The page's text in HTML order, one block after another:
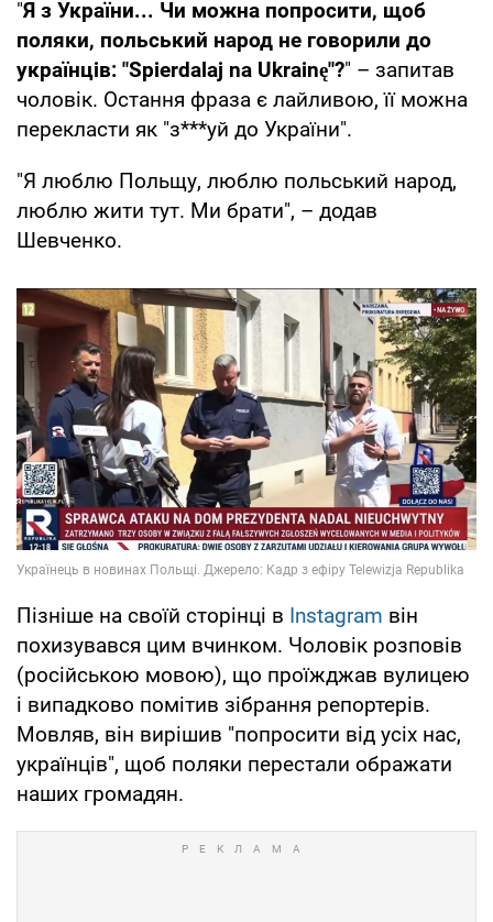
"Я з України... Чи можна попросити, щоб
поляки, польський народ не говорили до
українців: "Spierdalaj na Ukrainę"?" – запитав
чоловік. Остання фраза є лайливою, її можна
перекласти як "з***уй до України".
"Я люблю Польщу, люблю польський народ,
люблю жити тут. Ми брати", – додав
Шевченко.
Пізніше на своїй сторінці в Instagram він
похизувався цим вчинком. Чоловік розповів
(російською мовою), що проїжджав вулицею
і випадково помітив зібрання репортерів.
Мовляв, він вирішив "попросити від усіх нас,
українців", щоб поляки перестали ображати
наших громадян.